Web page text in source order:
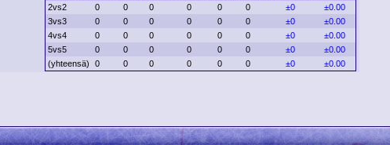
2vs2 0 0 0 0 0 0 ±0
±0.00
3vs3
0 0 0 0 0 0 ±0
±0.00
4vs4
0 0 0 0 0 0 ±0
±0.00
5vs5
0 0 0 0 0 0 ±0
±0.00
(yhteensä)
0 0 0 0 0 0 ±0 ±0.00